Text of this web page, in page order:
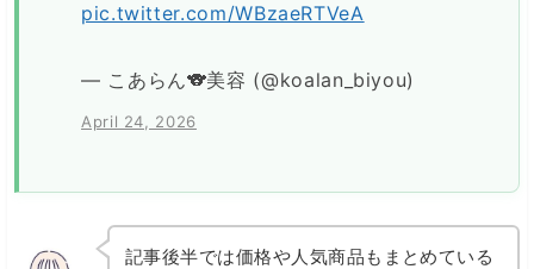
pic.twitter.com/WBzaeRTVeA
— こあらん🐨美容 (@koalan_biyou)
April 24, 2026
記事後半では価格や人気商品もまとめている